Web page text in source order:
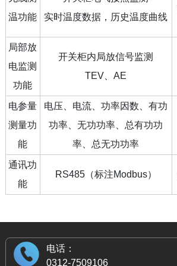
温功能
实时温度数据，历史温度曲线
局部放
电监测
功能
开关柜内局放信号监测
TEV、AE
电参量
测量功
能
电压、电流、功率因数、有功
功率、无功功率、总有功功
率、总无功功率
通讯功
能
RS485（标注Modbus）
电话：
0312-7509106